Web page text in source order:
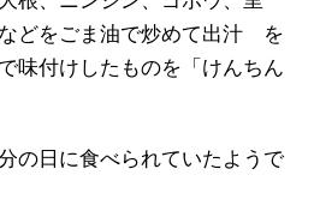
どをごま油で炒めて出汁 を
味付けしたものを「けんちん
の日に食べられていたようで